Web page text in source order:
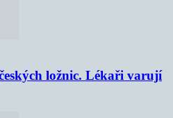
ložnic. Lékaři varují